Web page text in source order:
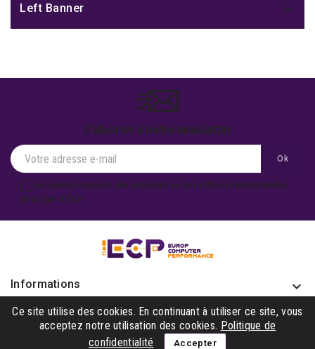
Left Banner 
S'abonner à notre newsletter
Je souhaite recevoir des actualités ou des offres promotionnelles
de la part d'ECP.
Informations keyboard_arrow_down
Produits 
Notre société
Ce site utilise des cookies. En continuant à utiliser ce site, vous
acceptez notre utilisation des cookies. Politique de
confidentialité
Accepter